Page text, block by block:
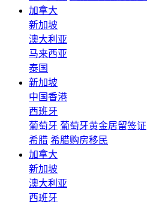
加拿大
新加坡
澳大利亚
马来西亚
泰国
新加坡
中国香港
西班牙
葡萄牙 葡萄牙黄金居留签证
希腊 希腊购房移民
加拿大
新加坡
澳大利亚
西班牙